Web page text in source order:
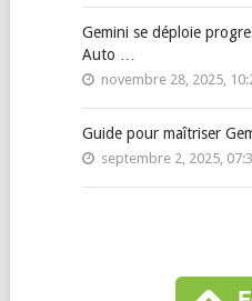
Gemini se déploie
Auto …
novembre 28, 2025,
Guide pour maîtriser
septembre 2, 2025,